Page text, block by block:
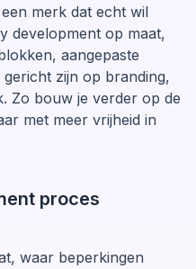
merk dat echt wil
development op maat,
aangepaste
zijn op branding,
Zo bouw je verder op de
met meer vrijheid in
proces
waar beperkingen